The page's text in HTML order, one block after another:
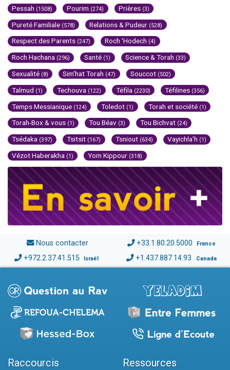
Pessah (1508) Pourim (274) Prières (3)
Pureté Familiale (578) Relations & Pudeur (528)
Respect des Parents (247) Roch 'Hodech (4)
Roch Hachana (296) Santé (1) Science & Torah (33)
Sexualité (8) Sim'hat Torah (47) Souccot (502)
Talmud (1) Techouva (122) Téfila (2230) Téfilines (356)
Temps Messianique (124) Toledot (1) Torah et société (1)
Torah-Box & vous (1) Tou Béav (3) Tou Bichvat (24)
Tsédaka (397) Tsitsit (167) Tsniout (634) Vayichla'h (1)
Vézot Haberakha (1) Yom Kippour (318)
Nous contacter +33.1.80.20.5000 France
+972.2.37.41.515 Israël +1.437.887.14.93 Canada
Raccourcis Ressources